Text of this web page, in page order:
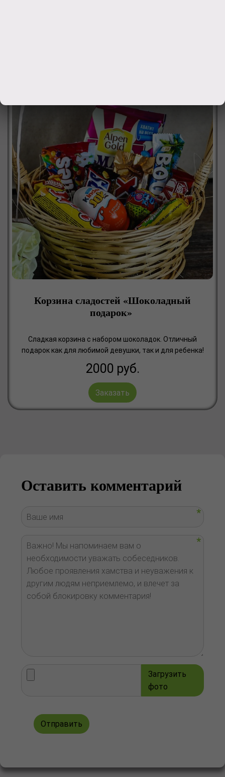
Корзина сладостей «Шоколадный
подарок»
Сладкая корзина с набором шоколадок. Отличный
подарок как для любимой девушки, так и для ребенка!
2000 руб.
Заказать
Оставить комментарий
Загрузить
фото
Отправить